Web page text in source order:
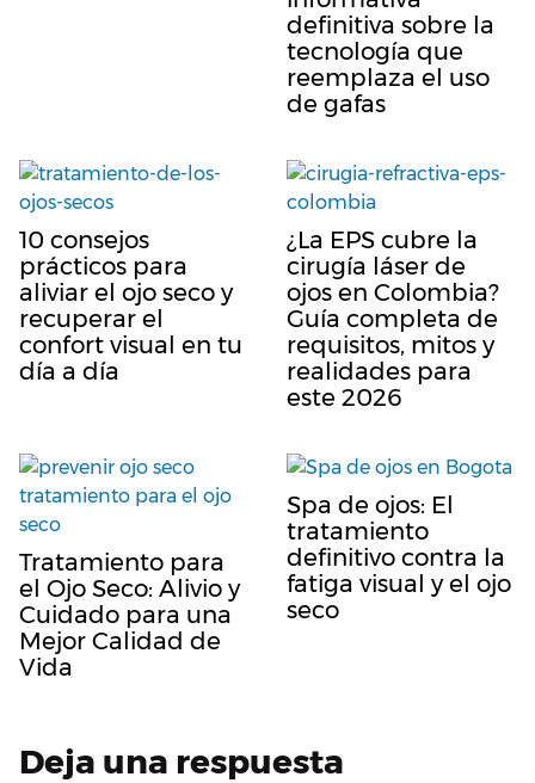
definitiva sobre la
tecnología que
reemplaza el uso
de gafas
10 consejos
prácticos para
aliviar el ojo seco y
recuperar el
confort visual en tu
día a día
¿La EPS cubre la
cirugía láser de
ojos en Colombia?
Guía completa de
requisitos, mitos y
realidades para
este 2026
Tratamiento para
el Ojo Seco: Alivio y
Cuidado para una
Mejor Calidad de
Vida
Spa de ojos: El
tratamiento
definitivo contra la
fatiga visual y el ojo
seco
Deja una respuesta